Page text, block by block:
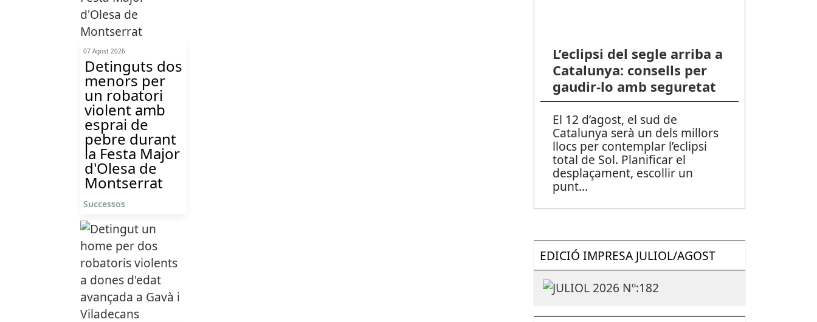
07 Agost 2026
Detinguts dos
menors per
un robatori
violent amb
esprai de
pebre durant
la Festa Major
d'Olesa de
Montserrat
Successos
L’eclipsi del segle arriba a
Catalunya: consells per
gaudir-lo amb seguretat
El 12 d’agost, el sud de
Catalunya serà un dels millors
llocs per contemplar l’eclipsi
total de Sol. Planificar el
desplaçament, escollir un
punt...
EDICIÓ IMPRESA JULIOL/AGOST